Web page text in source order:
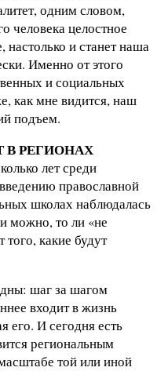
одним словом,
человека целостное
настолько и станет наша
Именно от этого
и социальных
как мне видится, наш
подъем.
РЕГИОНАХ
лет среди
православной
школах наблюдалась
можно, то ли «не
того, какие будут
шаг за шагом
входит в жизнь
его. И сегодня есть
региональным
той или иной